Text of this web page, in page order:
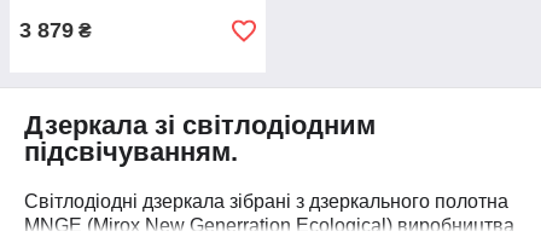
3 879 ₴
Дзеркала зі світлодіодним
підсвічуванням.
Світлодіодні дзеркала зібрані з дзеркального полотна
MNGE (Mirox New Generration Ecological) виробництва